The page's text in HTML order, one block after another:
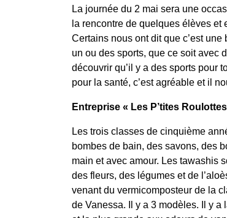
La journée du 2 mai sera une
la rencontre de quelques élèves et
Certains nous ont dit que c’est
un ou des sports, que ce soit avec
découvrir qu’il y a des sports pour
pour la santé, c’est agréable et il
Entreprise « Les P’tites
Les trois classes de cinquième
bombes de bain, des savons, des
main et avec amour. Les tawashis
des fleurs, des légumes et de
venant du vermicomposteur de la
de Vanessa. Il y a 3 modèles. Il y